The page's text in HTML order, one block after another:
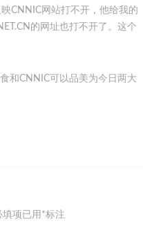
CNNIC网站打不开，他给我的
的网址也打不开了。这个
和CNNIC可以品美为今日两大
填项已用 *标注